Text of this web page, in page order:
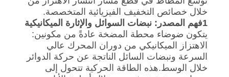
خريطة
الموقع
سياسة
خلال خصائص التخفيف الفيزيائية المتخصصة.
1فهم المصدر: نبضات السوائل والإثارة الميكانيكية
يتكون ضوضاء محطة المضخة عادةً من مكونين:
الاهتزاز الميكانيكي من دوران المحرك عالي
السرعة ونبضات السائل الناتجة عن حركة الدوائر
خلال الوسط.هذه الطاقة الحركية تتحول إلى